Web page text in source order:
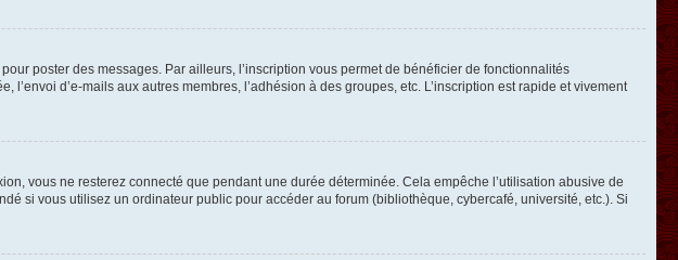
poster des messages. Par ailleurs, l’inscription vous permet de bénéficier de fonctionnalités
d’e-mails aux autres membres, l’adhésion à des groupes, etc. L’inscription est rapide et vivement
vous ne resterez connecté que pendant une durée déterminée. Cela empêche l’utilisation abusive de
si vous utilisez un ordinateur public pour accéder au forum (bibliothèque, cybercafé, université, etc.). Si